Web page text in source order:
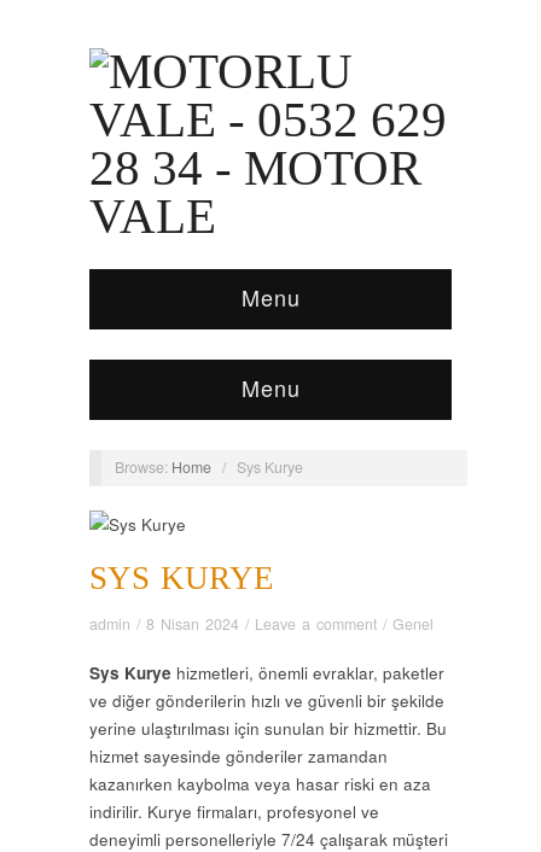
Menu
Menu
Browse: Home / Sys Kurye
SYS KURYE
admin / 8 Nisan 2024 / Leave a comment / Genel
Sys Kurye hizmetleri, önemli evraklar, paketler
ve diğer gönderilerin hızlı ve güvenli bir şekilde
yerine ulaştırılması için sunulan bir hizmettir. Bu
hizmet sayesinde gönderiler zamandan
kazanırken kaybolma veya hasar riski en aza
indirilir. Kurye firmaları, profesyonel ve
deneyimli personelleriyle 7/24 çalışarak müşteri